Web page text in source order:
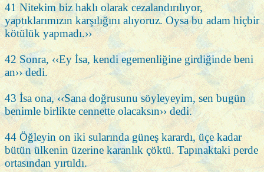
41 Nitekim biz haklı olarak cezalandırılıyor,
yaptıklarımızın karşılığını alıyoruz. Oysa bu adam hiçbir
kötülük yapmadı.››
42 Sonra, ‹‹Ey İsa, kendi egemenliğine girdiğinde beni
an›› dedi.
43 İsa ona, ‹‹Sana doğrusunu söyleyeyim, sen bugün
benimle birlikte cennette olacaksın›› dedi.
44 Öğleyin on iki sularında güneş karardı, üçe kadar
bütün ülkenin üzerine karanlık çöktü. Tapınaktaki perde
ortasından yırtıldı.